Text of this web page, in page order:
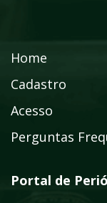
Home
Cadastro
Acesso
Perguntas
Portal de